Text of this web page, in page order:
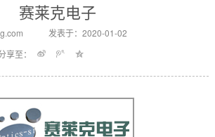
赛莱克电子
发表于：2020-01-02
享至：